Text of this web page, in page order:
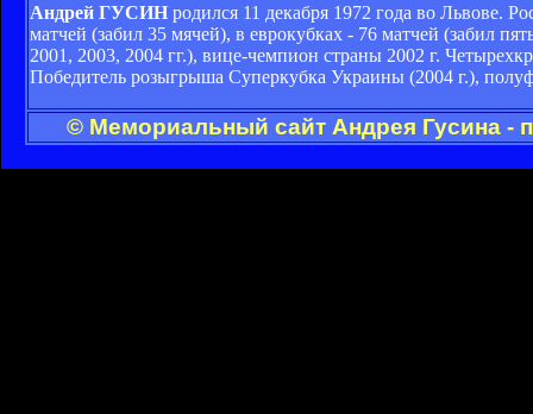
Андрей ГУСИН родился 11 декабря 1972 года во Львове.
матчей (забил 35 мячей), в еврокубках - 76 матчей (забил
2001, 2003, 2004 гг.), вице-чемпион страны 2002 г.
Победитель розыгрыша Суперкубка Украины (2004 г.),
© Мемориальный сайт Андрея Гусина -